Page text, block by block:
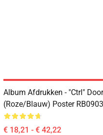
Album Afdrukken - "Ctrl"
(Roze/blauw) Poster RB0903
€ 18,21 - € 42,22